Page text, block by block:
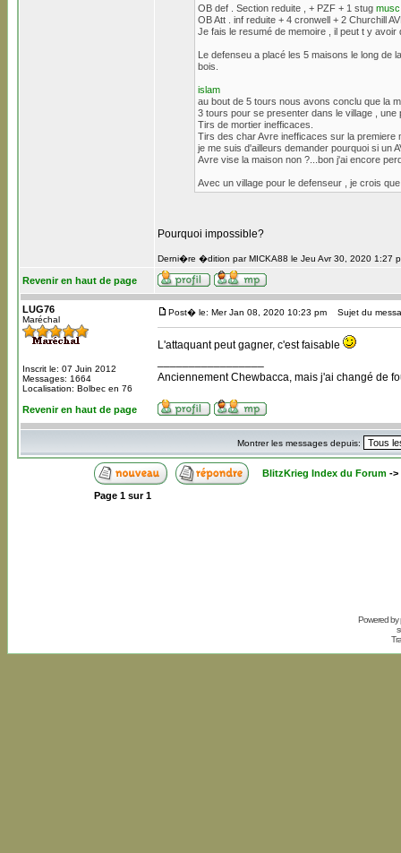
OB def . Section reduite , + PZF + 1 stug
OB Att . inf reduite + 4 cronwell + 2 Churchill
Je fais le resumé de memoire , il peut t y avoir
Le defenseu a placé les 5 maisons le long de
bois.
islam
au bout de 5 tours nous avons conclu que la
3 tours pour se presenter dans le village ,
Tirs de mortier inefficaces.
Tirs des char Avre inefficaces sur la premiere
je me suis d'ailleurs demander pourquoi si un
Avre vise la maison non ?...bon j'ai encore
Avec un village pour le defenseur , je crois
Pourquoi impossible?
Derni�re �dition par MICKA88 le Jeu Avr 30, 2020 1:27
Revenir en haut de page
LUG76
Maréchal
Inscrit le: 07 Juin 2012
Messages: 1664
Localisation: Bolbec en 76
Post� le: Mer Jan 08, 2020 10:23 pm Sujet du
L'attaquant peut gagner, c'est faisable
Anciennement Chewbacca, mais j'ai changé de
Revenir en haut de page
Montrer les messages depuis:
BlitzKrieg Index du Forum->
Page 1sur1
Powered by